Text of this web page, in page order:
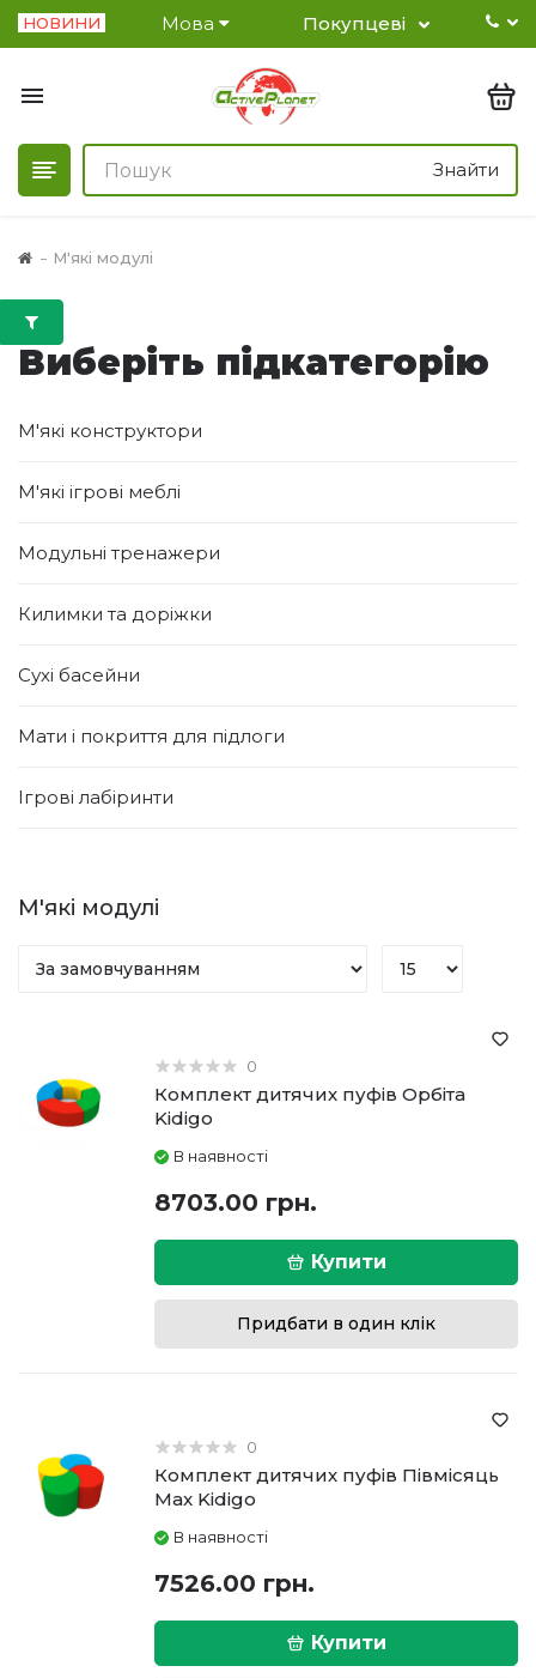
НОВИНИ Мова Покупцеві
Знайти
М'які модулі
Виберіть підкатегорію
М'які конструктори
М'які ігрові меблі
Модульні тренажери
Килимки та доріжки
Сухі басейни
Мати і покриття для підлоги
Ігрові лабіринти
М'які модулі
0
Комплект дитячих пуфів Орбіта
Kidigo
В наявності
8703.00 грн.
Купити
Придбати в один клік
0
Комплект дитячих пуфів Півмісяць
Max Kidigo
В наявності
7526.00 грн.
Купити